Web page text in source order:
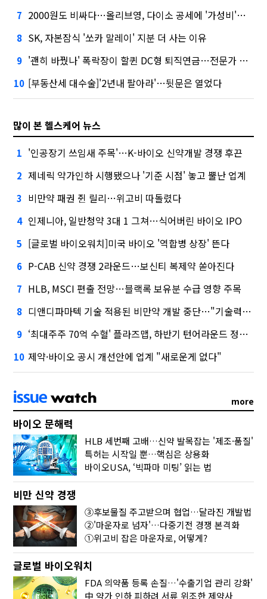
7 2000원도 비싸다…올리브영, 다이소 공세에 '가성비'로 맞불
8 SK, 자본잠식 '쏘카 말레이' 지분 더 사는 이유
9 '괜히 바꿨나' 폭락장이 할퀸 DC형 퇴직연금…전문가 조언은
10 [부동산세 대수술]'2년내 팔아라'…뒷문은 열었다
많이 본 헬스케어 뉴스
1 '인공장기 쓰임새 주목'…K-바이오 신약개발 경쟁 후끈
2 제네릭 약가인하 시행됐으나 '기준 시점' 놓고 뿔난 업계
3 비만약 패권 쥔 릴리…위고비 따돌렸다
4 인제니아, 일반청약 3대 1 그쳐…식어버린 바이오 IPO
5 [글로벌 바이오워치]미국 바이오 '역합병 상장' 뜬다
6 P-CAB 신약 경쟁 2라운드…보신티 복제약 쏟아진다
7 HLB, MSCI 편출 전망…블랙록 보유분 수급 영향 주목
8 디앤디파마텍 기술 적용된 비만약 개발 중단…"기술력 문제 아냐"
9 ‘최대주주 70억 수혈' 플라즈맵, 하반기 턴어라운드 정조준
10 제약·바이오 공시 개선안에 업계 "새로운게 없다"
more
바이오 문해력
HLB 세번째 고배…신약 발목잡는 '제조·품질'
특허는 시작일 뿐…핵심은 상용화
바이오USA, ‘빅파마 미팅’ 읽는 법
비만 신약 경쟁
③후보물질 주고받으며 협업…달라진 개발법
②'마운자로 넘자'…다중기전 경쟁 본격화
①위고비 잡은 마운자로, 어떻게?
글로벌 바이오워치
FDA 의약품 등록 손질…'수출기업 관리 강화'
中 약가 인하 피하려 서류 위조한 제약사